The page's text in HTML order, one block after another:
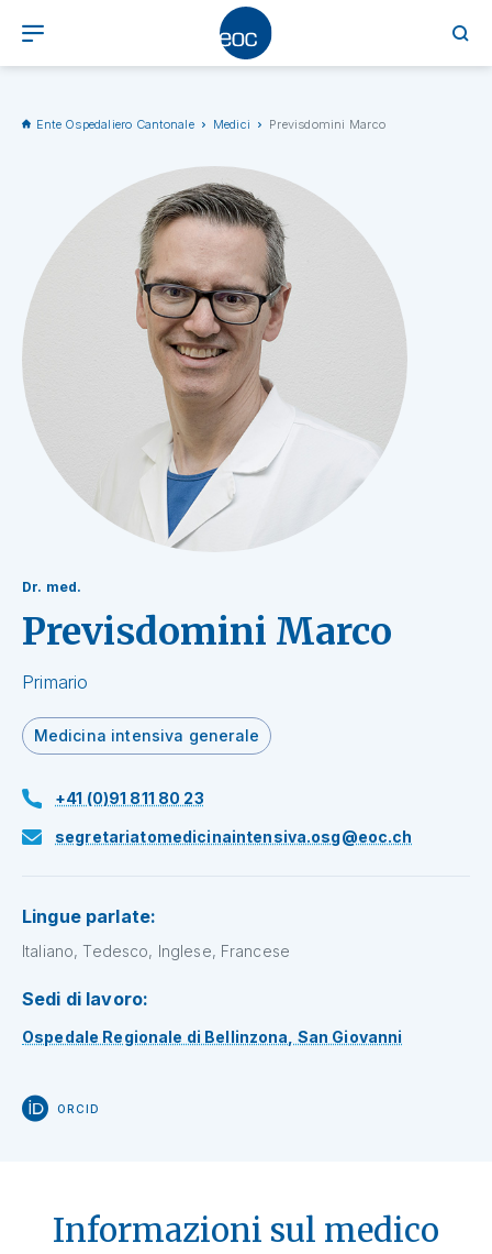
Ente Ospedaliero Cantonale Medici Previsdomini Marco
Dr. med.
Previsdomini Marco
Primario
Medicina intensiva generale
+41 (0)91 811 80 23
segretariatomedicinaintensiva.osg@eoc.ch
Lingue parlate:
Italiano, Tedesco, Inglese, Francese
Sedi di lavoro:
Ospedale Regionale di Bellinzona, San Giovanni
ORCID
Informazioni sul medico